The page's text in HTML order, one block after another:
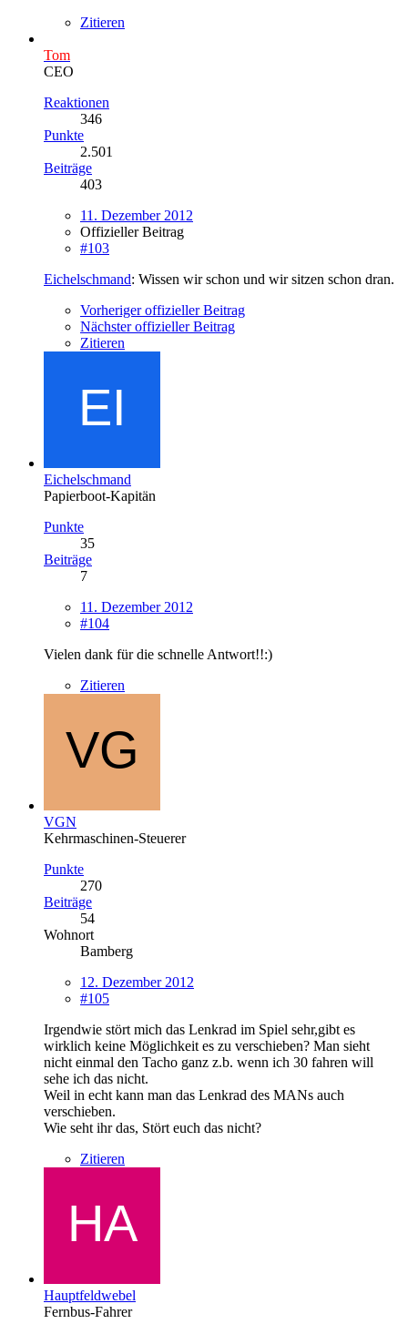
Zitieren
Tom
CEO
Reaktionen
346
Punkte
2.501
Beiträge
403
11. Dezember 2012
Offizieller Beitrag
#103
Eichelschmand: Wissen wir schon und wir sitzen schon dran.
Vorheriger offizieller Beitrag
Nächster offizieller Beitrag
Zitieren
Eichelschmand
Papierboot-Kapitän
Punkte
35
Beiträge
7
11. Dezember 2012
#104
Vielen dank für die schnelle Antwort!!:)
Zitieren
VGN
Kehrmaschinen-Steuerer
Punkte
270
Beiträge
54
Wohnort
Bamberg
12. Dezember 2012
#105
Irgendwie stört mich das Lenkrad im Spiel sehr,gibt es
wirklich keine Möglichkeit es zu verschieben? Man sieht
nicht einmal den Tacho ganz z.b. wenn ich 30 fahren will
sehe ich das nicht.
Weil in echt kann man das Lenkrad des MANs auch
verschieben.
Wie seht ihr das, Stört euch das nicht?
Zitieren
Hauptfeldwebel
Fernbus-Fahrer